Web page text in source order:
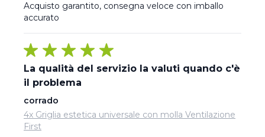
Acquisto garantito, consegna veloce con imballo
accurato
La qualità del servizio la valuti quando c'è
il problema
corrado
4x Griglia estetica universale con molla Ventilazione
First